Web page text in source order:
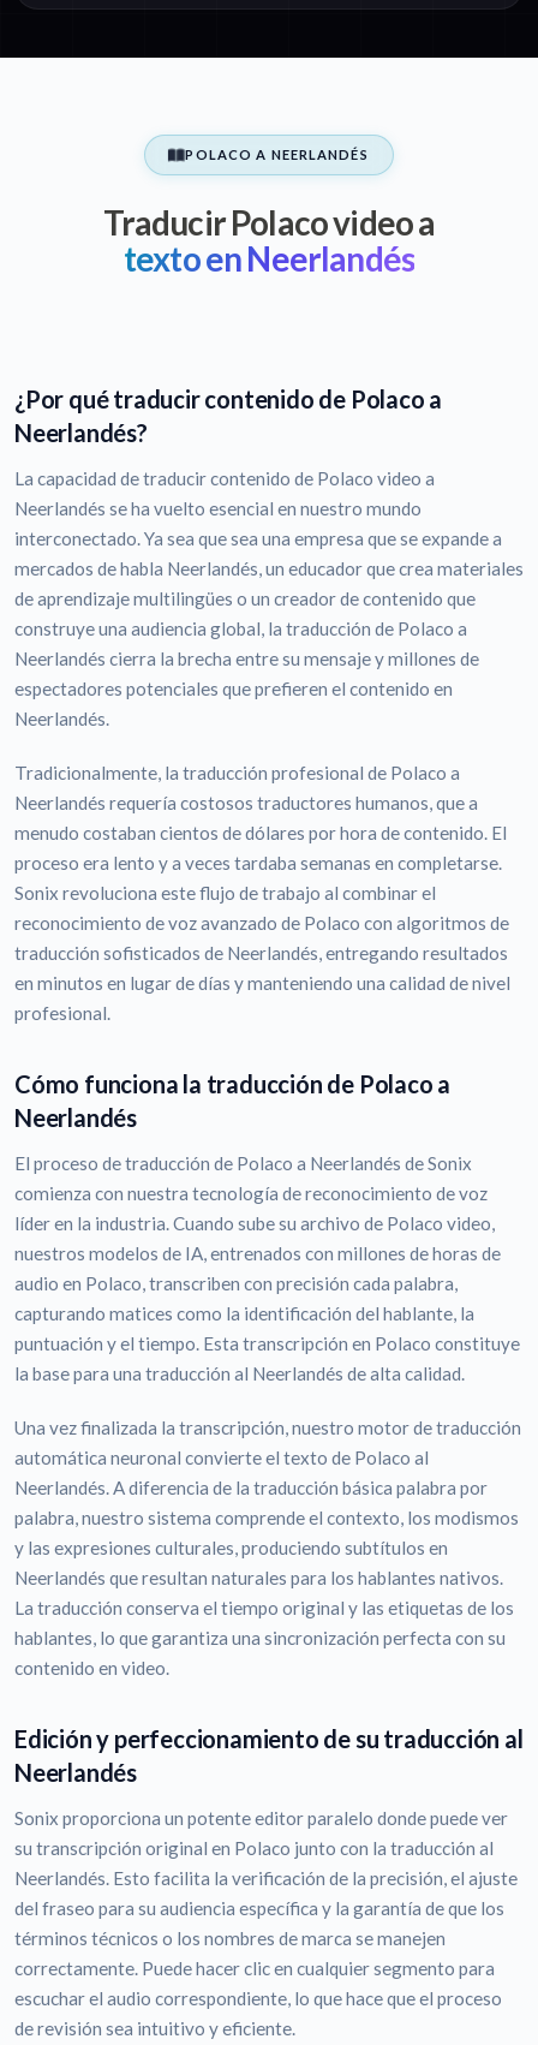
POLACO A NEERLANDÉS
Traducir Polaco video a
texto en Neerlandés
¿Por qué traducir contenido de Polaco a
Neerlandés?
La capacidad de traducir contenido de Polaco video a
Neerlandés se ha vuelto esencial en nuestro mundo
interconectado. Ya sea que sea una empresa que se expande a
mercados de habla Neerlandés, un educador que crea materiales
de aprendizaje multilingües o un creador de contenido que
construye una audiencia global, la traducción de Polaco a
Neerlandés cierra la brecha entre su mensaje y millones de
espectadores potenciales que prefieren el contenido en
Neerlandés.
Tradicionalmente, la traducción profesional de Polaco a
Neerlandés requería costosos traductores humanos, que a
menudo costaban cientos de dólares por hora de contenido. El
proceso era lento y a veces tardaba semanas en completarse.
Sonix revoluciona este flujo de trabajo al combinar el
reconocimiento de voz avanzado de Polaco con algoritmos de
traducción sofisticados de Neerlandés, entregando resultados
en minutos en lugar de días y manteniendo una calidad de nivel
profesional.
Cómo funciona la traducción de Polaco a
Neerlandés
El proceso de traducción de Polaco a Neerlandés de Sonix
comienza con nuestra tecnología de reconocimiento de voz
líder en la industria. Cuando sube su archivo de Polaco video,
nuestros modelos de IA, entrenados con millones de horas de
audio en Polaco, transcriben con precisión cada palabra,
capturando matices como la identificación del hablante, la
puntuación y el tiempo. Esta transcripción en Polaco constituye
la base para una traducción al Neerlandés de alta calidad.
Una vez finalizada la transcripción, nuestro motor de traducción
automática neuronal convierte el texto de Polaco al
Neerlandés. A diferencia de la traducción básica palabra por
palabra, nuestro sistema comprende el contexto, los modismos
y las expresiones culturales, produciendo subtítulos en
Neerlandés que resultan naturales para los hablantes nativos.
La traducción conserva el tiempo original y las etiquetas de los
hablantes, lo que garantiza una sincronización perfecta con su
contenido en video.
Edición y perfeccionamiento de su traducción al
Neerlandés
Sonix proporciona un potente editor paralelo donde puede ver
su transcripción original en Polaco junto con la traducción al
Neerlandés. Esto facilita la verificación de la precisión, el ajuste
del fraseo para su audiencia específica y la garantía de que los
términos técnicos o los nombres de marca se manejen
correctamente. Puede hacer clic en cualquier segmento para
escuchar el audio correspondiente, lo que hace que el proceso
de revisión sea intuitivo y eficiente.